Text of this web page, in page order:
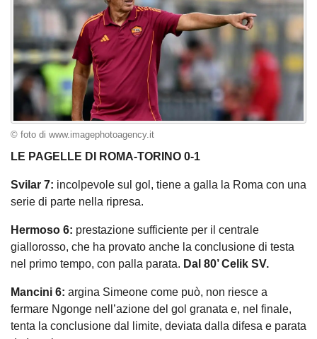
© foto di www.imagephotoagency.it
LE PAGELLE DI ROMA-TORINO 0-1
Svilar 7: incolpevole sul gol, tiene a galla la Roma con una
serie di parte nella ripresa.
Hermoso 6: prestazione sufficiente per il centrale
giallorosso, che ha provato anche la conclusione di testa
nel primo tempo, con palla parata. Dal 80’ Celik SV.
Mancini 6: argina Simeone come può, non riesce a
fermare Ngonge nell’azione del gol granata e, nel finale,
tenta la conclusione dal limite, deviata dalla difesa e parata